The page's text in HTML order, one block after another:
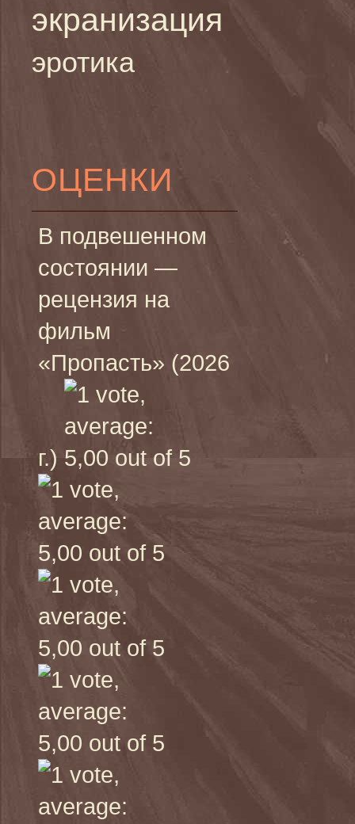
экранизация
эротика
ОЦЕНКИ
В подвешенном
состоянии —
рецензия на
фильм
«Пропасть» (2026
г.)